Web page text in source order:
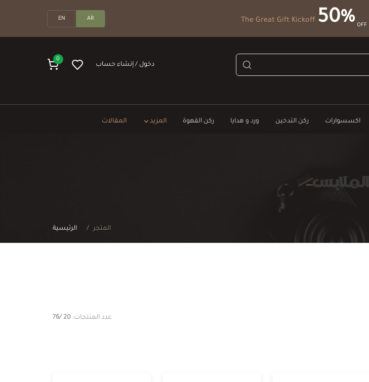
The Great Gift Kickoff 50% OFF
AR
EN
دخول / إنشاء حساب
0
اكسسوارات ركن التدخين ورد و هدايا ركن القهوة المزيد المقالات
الملابس
الرئيسية المتجر
عدد المنتجات: 20
/76